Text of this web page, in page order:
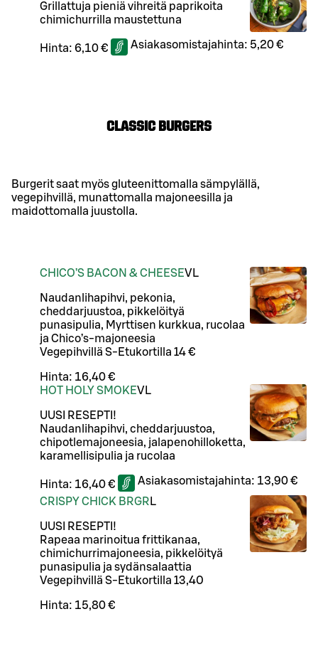
Grillattuja pieniä vihreitä paprikoita
chimichurrilla maustettuna
Hinta: 6,10 € Asiakasomistajahinta: 5,20 €
CLASSIC BURGERS
Burgerit saat myös gluteenittomalla sämpylällä,
vegepihvillä, munattomalla majoneesilla ja
maidottomalla juustolla.
CHICO’S BACON & CHEESEVL
Naudanlihapihvi, pekonia,
cheddarjuustoa, pikkelöityä
punasipulia, Myrttisen kurkkua, rucolaa
ja Chico’s-majoneesia
Vegepihvillä S-Etukortilla 14 €
Hinta: 16,40 €
HOT HOLY SMOKEVL
UUSI RESEPTI!
Naudanlihapihvi, cheddarjuustoa,
chipotlemajoneesia, jalapenohilloketta,
karamellisipulia ja rucolaa
Hinta: 16,40 € Asiakasomistajahinta: 13,90 €
CRISPY CHICK BRGR L
UUSI RESEPTI!
Rapeaa marinoitua frittikanaa,
chimichurrimajoneesia, pikkelöityä
punasipulia ja sydänsalaattia
Vegepihvillä S-Etukortilla 13,40
Hinta: 15,80 €